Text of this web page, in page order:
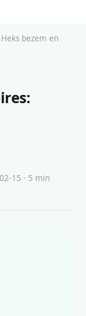
Heks bezem en
15 · 5 min